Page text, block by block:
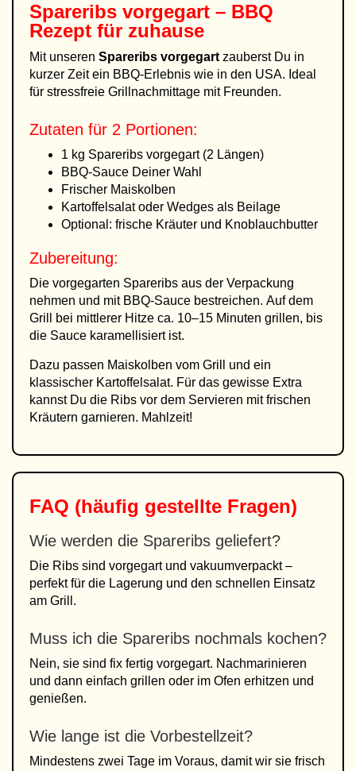
Spareribs vorgegart – BBQ
Rezept für zuhause
Mit unseren Spareribs vorgegart zauberst Du in
kurzer Zeit ein BBQ-Erlebnis wie in den USA. Ideal
für stressfreie Grillnachmittage mit Freunden.
Zutaten für 2 Portionen:
1 kg Spareribs vorgegart (2 Längen)
BBQ-Sauce Deiner Wahl
Frischer Maiskolben
Kartoffelsalat oder Wedges als Beilage
Optional: frische Kräuter und Knoblauchbutter
Zubereitung:
Die vorgegarten Spareribs aus der Verpackung
nehmen und mit BBQ-Sauce bestreichen. Auf dem
Grill bei mittlerer Hitze ca. 10–15 Minuten grillen, bis
die Sauce karamellisiert ist.
Dazu passen Maiskolben vom Grill und ein
klassischer Kartoffelsalat. Für das gewisse Extra
kannst Du die Ribs vor dem Servieren mit frischen
Kräutern garnieren. Mahlzeit!
FAQ (häufig gestellte Fragen)
Wie werden die Spareribs geliefert?
Die Ribs sind vorgegart und vakuumverpackt –
perfekt für die Lagerung und den schnellen Einsatz
am Grill.
Muss ich die Spareribs nochmals kochen?
Nein, sie sind fix fertig vorgegart. Nachmarinieren
und dann einfach grillen oder im Ofen erhitzen und
genießen.
Wie lange ist die Vorbestellzeit?
Mindestens zwei Tage im Voraus, damit wir sie frisch